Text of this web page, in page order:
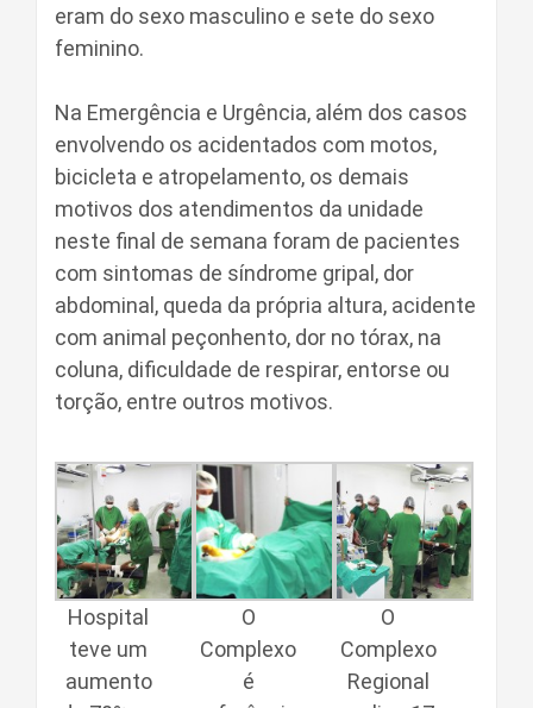
eram do sexo masculino e sete do sexo
feminino.
Na Emergência e Urgência, além dos casos
envolvendo os acidentados com motos,
bicicleta e atropelamento, os demais
motivos dos atendimentos da unidade
neste final de semana foram de pacientes
com sintomas de síndrome gripal, dor
abdominal, queda da própria altura, acidente
com animal peçonhento, dor no tórax, na
coluna, dificuldade de respirar, entorse ou
torção, entre outros motivos.
Hospital
teve um
aumento
O
Complexo
é
O
Complexo
Regional